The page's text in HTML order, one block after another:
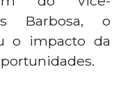
Barbosa, o
o impacto da